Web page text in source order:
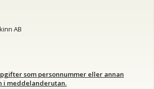
AB
som personnummer eller annan
i meddelanderutan.